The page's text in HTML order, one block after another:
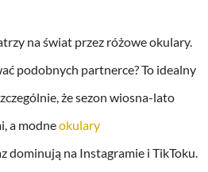
na świat przez różowe okulary.
podobnych partnerce? To idealny
że sezon wiosna-lato
a modneokulary
dominują na Instagramie i TikToku.